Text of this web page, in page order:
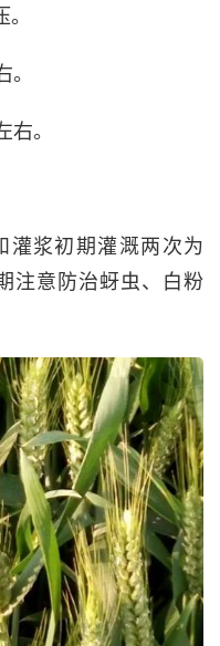
。
灌浆初期灌溉两次为
注意防治蚜虫、白粉